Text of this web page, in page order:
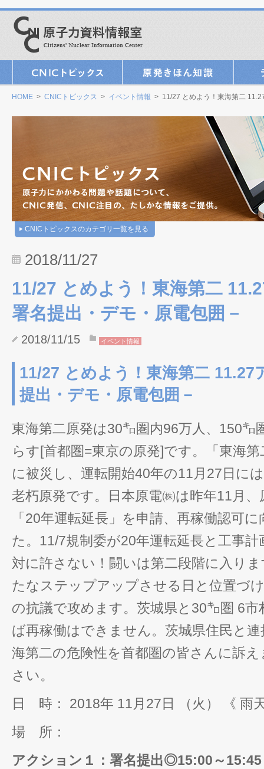
HOME > CNICトピックス > イベント情報 > 11/27 とめよう！東海第二
CNICトピックスのカテゴリ一覧を見る
2018/11/27
11/27 とめよう！東海第二
署名提出・デモ・原電包囲－
2018/11/15 イベント情報
11/27 とめよう！東海第二 11.27
提出・デモ・原電包囲－
東海第二原発は30㌔圏内96万人、150㌔
らす[首都圏=東京の原発]です。「東海
に被災し、運転開始40年の11月27日に
老朽原発です。日本原電㈱は昨年11月
「20年運転延長」を申請、再稼働認可
た。11/7規制委が20年運転延長と工事
対に許さない！闘いは第二段階に入り
たなステップアップさせる日と位置づ
の抗議で攻めます。茨城県と30㌔圏 6
ば再稼働はできません。茨城県住民と
海第二の危険性を首都圏の皆さんに訴
さい。
日 時： 2018年 11月27日 （火） 《 雨
場 所：
アクション１：署名提出◎15:00～